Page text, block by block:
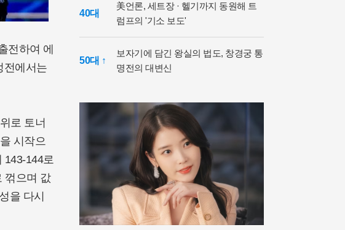
전하여 에
전에서는
로 토너
시작으
143-144로
꺾으며 값
을 다시
40대
美언론, 세트장 · 헬기까지 동원해 트
럼프의 '기소 보도'
50대 ↑
보자기에 담긴 왕실의 법도, 창경궁 통
명전의 대변신